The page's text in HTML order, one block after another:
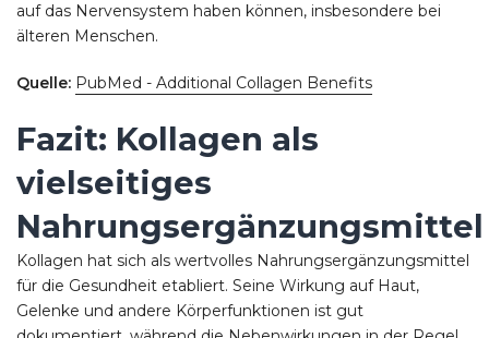
auf das Nervensystem haben können, insbesondere bei
älteren Menschen.
Quelle: PubMed - Additional Collagen Benefits
Fazit: Kollagen als
vielseitiges
Nahrungsergänzungsmittel
Kollagen hat sich als wertvolles Nahrungsergänzungsmittel
für die Gesundheit etabliert. Seine Wirkung auf Haut,
Gelenke und andere Körperfunktionen ist gut